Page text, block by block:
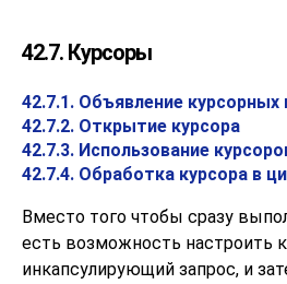
42.7. Курсоры
42.7.1. Объявление
42.7.2. Открытие курсора
42.7.3. Использование
42.7.4. Обработка курсора в
Вместо того чтобы сразу
есть возможность настроить
инкапсулирующий запрос, и